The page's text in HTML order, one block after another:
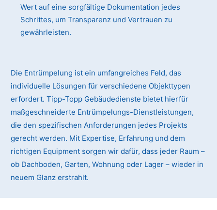
Wert auf eine sorgfältige Dokumentation jedes
Schrittes, um Transparenz und Vertrauen zu
gewährleisten.
Die Entrümpelung ist ein umfangreiches Feld, das
individuelle Lösungen für verschiedene Objekttypen
erfordert. Tipp-Topp Gebäudedienste bietet hierfür
maßgeschneiderte Entrümpelungs-Dienstleistungen,
die den spezifischen Anforderungen jedes Projekts
gerecht werden. Mit Expertise, Erfahrung und dem
richtigen Equipment sorgen wir dafür, dass jeder Raum –
ob Dachboden, Garten, Wohnung oder Lager – wieder in
neuem Glanz erstrahlt.